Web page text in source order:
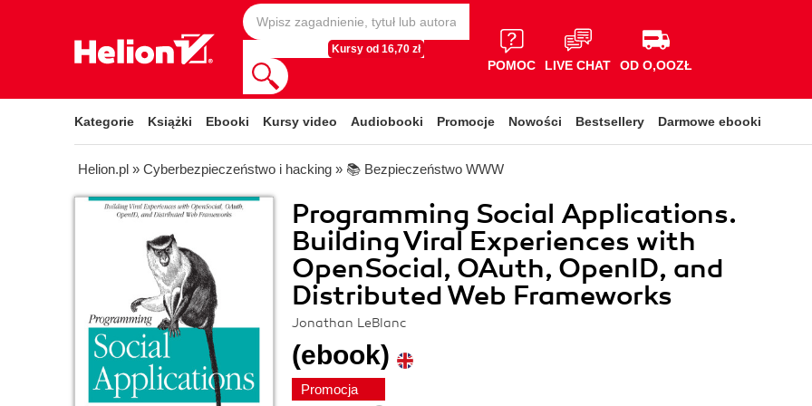
Kursy od 16,70 zł
POMOC LIVE CHAT OD O,OOZŁ
Kategorie Książki Ebooki Kursy video Audiobooki Promocje Nowości Bestsellery Darmowe ebooki
Helion.pl » Cyberbezpieczeństwo i hacking » 📚 Bezpieczeństwo WWW
Programming Social Applications.
Building Viral Experiences with
OpenSocial, OAuth, OpenID, and
Distributed Web Frameworks
Jonathan LeBlanc
(ebook)
Promocja